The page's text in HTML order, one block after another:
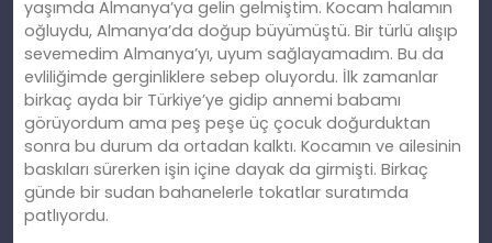
yaşımda Almanya’ya gelin gelmiştim. Kocam halamın
oğluydu, Almanya’da doğup büyümüştü. Bir türlü alışıp
sevemedim Almanya’yı, uyum sağlayamadım. Bu da
evliliğimde gerginliklere sebep oluyordu. İlk zamanlar
birkaç ayda bir Türkiye’ye gidip annemi babamı
görüyordum ama peş peşe üç çocuk doğurduktan
sonra bu durum da ortadan kalktı. Kocamın ve ailesinin
baskıları sürerken işin içine dayak da girmişti. Birkaç
günde bir sudan bahanelerle tokatlar suratımda
patlıyordu.